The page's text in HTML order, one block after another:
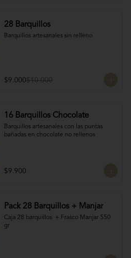
28 Barquillos
Barquillos artesanales sin relleno
$9.000$10.000
16 Barquillos Chocolate
Barquillos artesanales con las puntas
bañadas en chocolate no rellenos
$9.900
Pack 28 Barquillos + Manjar
Caja 28 barquillos  + Frasco Manjar 550
gr